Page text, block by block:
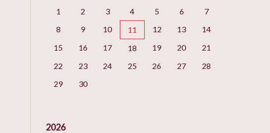
1
2 3 4 5 6
7
8
9 10 11 12 13
14
15
16 17 18 19 20
21
22
23 24 25 26 27
28
29
30
2026